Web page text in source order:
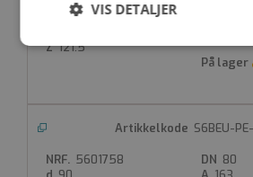
111
121.5
S6BEU-
5601758
80
VIS DETALJER
Strengt
Ytelse
Funksjonalitet